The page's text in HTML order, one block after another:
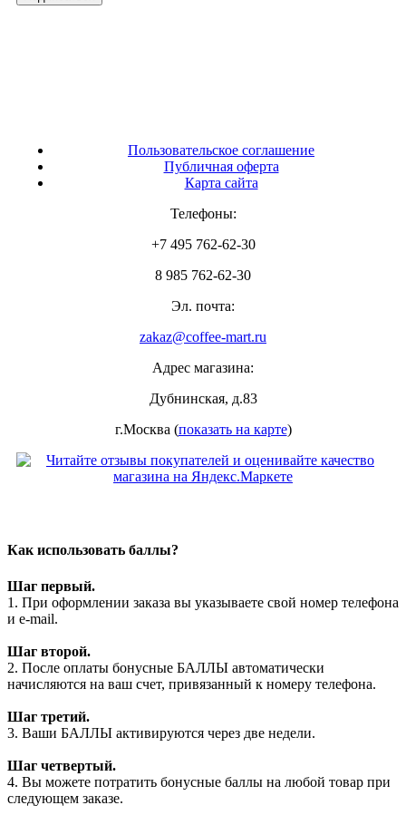
Пользовательское соглашение
Публичная оферта
Карта сайта
Телефоны:
+7 495 762-62-30
8 985 762-62-30
Эл. почта:
zakaz@coffee-mart.ru
Адрес магазина:
Дубнинская, д.83
г.Москва (показать на карте)
Как использовать баллы?
Шаг первый.
1. При оформлении заказа вы указываете свой номер телефона
и e-mail.
Шаг второй.
2. После оплаты бонусные БАЛЛЫ автоматически
начисляются на ваш счет, привязанный к номеру телефона.
Шаг третий.
3. Ваши БАЛЛЫ активируются через две недели.
Шаг четвертый.
4. Вы можете потратить бонусные баллы на любой товар при
следующем заказе.